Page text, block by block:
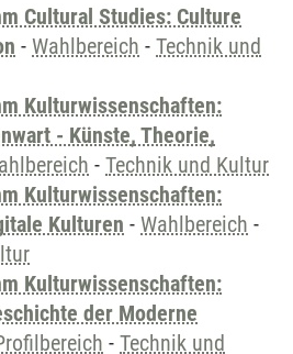
Cultural Studies: Culture
- Wahlbereich - Technik und
Kulturwissenschaften:
- Künste, Theorie,
- Technik und Kultur
Kulturwissenschaften:
Kulturen - Wahlbereich -
Kulturwissenschaften:
der Moderne
- Technik und